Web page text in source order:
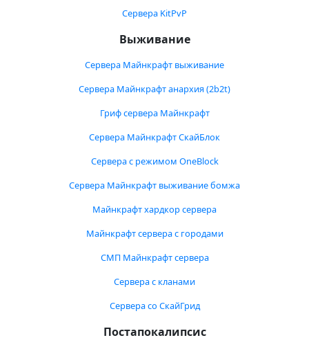
Сервера KitPvP
Выживание
Сервера Майнкрафт выживание
Сервера Майнкрафт анархия (2b2t)
Гриф сервера Майнкрафт
Сервера Майнкрафт СкайБлок
Сервера с режимом OneBlock
Сервера Майнкрафт выживание бомжа
Майнкрафт хардкор сервера
Майнкрафт сервера с городами
СМП Майнкрафт сервера
Сервера с кланами
Сервера со СкайГрид
Постапокалипсис